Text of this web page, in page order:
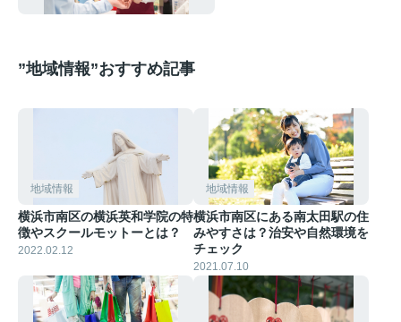
”地域情報”おすすめ記事
地域情報
横浜市南区の横浜英和学院の特
徴やスクールモットーとは？
2022.02.12
地域情報
横浜市南区にある南太田駅の住
みやすさは？治安や自然環境を
チェック
2021.07.10